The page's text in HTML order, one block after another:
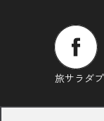
旅サラダ